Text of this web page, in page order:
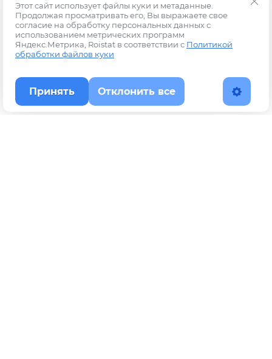
Этот сайт использует файлы куки и метаданные.
Продолжая просматривать его, Вы выражаете свое
согласие на обработку персональных данных с
использованием метрических программ
Яндекс.Метрика, Roistat в соответствии с Политикой
обработки файлов куки
Принять Отклонить все